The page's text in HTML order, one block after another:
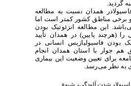
همدان نسبت به مطالعه
برخی مناطق کشور کمتر است اما
باشد. این مطالعه انزئوتیک بودن
را (هرچند پایین) در همدان تأیید
بودن فاسیولیازیس انسانی در
هم جوار با استان همدان انجام
برای تعیین وضعیت این بیماری
به نظر میرسد.
، ،